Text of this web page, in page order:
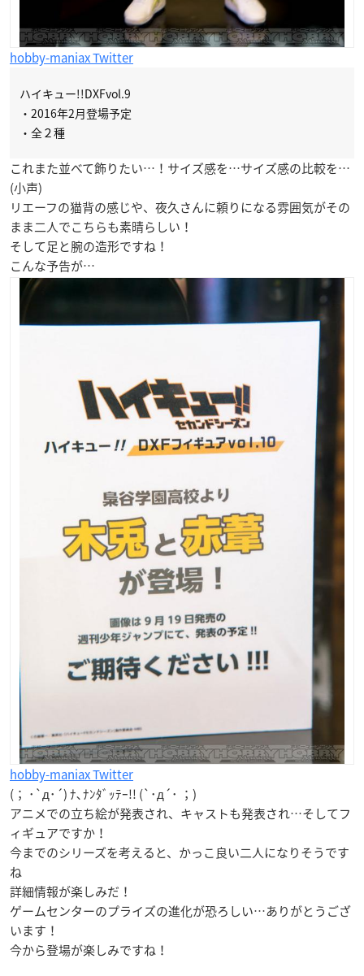
hobby-maniax Twitter
ハイキュー!!DXFvol.9
・2016年2月登場予定
・全２種
これまた並べて飾りたい…！サイズ感を…サイズ感の比較を…
(小声)
リエーフの猫背の感じや、夜久さんに頼りになる雰囲気がその
まま二人でこちらも素晴らしい！
そして足と腕の造形ですね！
こんな予告が…
hobby-maniax Twitter
(； ･`д･´) ﾅ､ﾅﾝﾀﾞｯﾃｰ!! (`･д´･ ；)
アニメでの立ち絵が発表され、キャストも発表され…そしてフ
ィギュアですか！
今までのシリーズを考えると、かっこ良い二人になりそうです
ね
詳細情報が楽しみだ！
ゲームセンターのプライズの進化が恐ろしい…ありがとうござ
います！
今から登場が楽しみですね！